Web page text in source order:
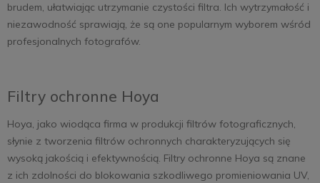
brudem, ułatwiając utrzymanie czystości filtra. Ich wytrzymałość i
niezawodność sprawiają, że są one popularnym wyborem wśród
profesjonalnych fotografów.
Filtry ochronne Hoya
Hoya, jako wiodąca firma w produkcji filtrów fotograficznych,
słynie z tworzenia filtrów ochronnych charakteryzujących się
wysoką jakością i efektywnością. Filtry ochronne Hoya są znane
z ich zdolności do blokowania szkodliwego promieniowania UV,